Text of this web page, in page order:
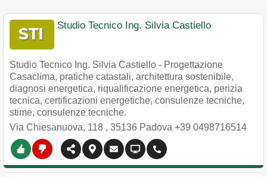
Studio Tecnico Ing. Silvia Castiello
Studio Tecnico Ing. Silvia Castiello - Progettazione
Casaclima, pratiche catastali, architettura sostenibile,
diagnosi energetica, riqualificazione energetica, perizia
tecnica, certificazioni energetiche, consulenze tecniche,
stime, consulenze tecniche.
Via Chiesanuova, 118 , 35136 Padova +39 0498716514